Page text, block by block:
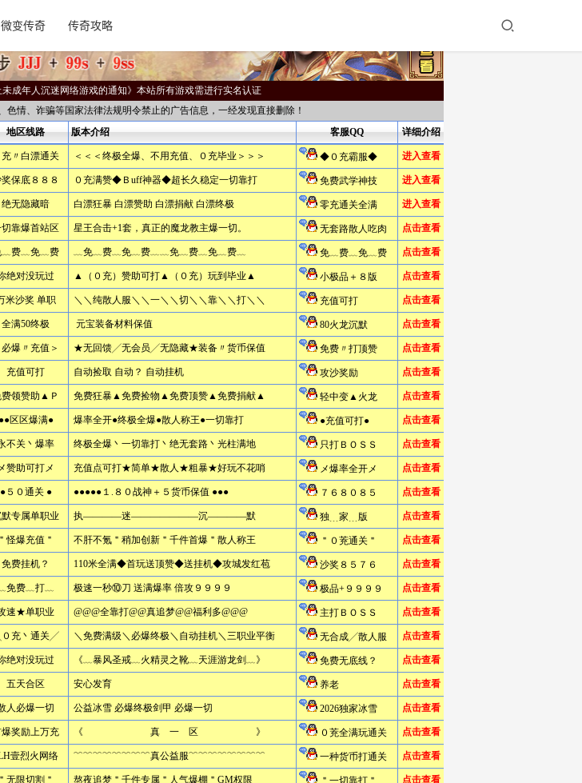
微变传奇 传奇攻略